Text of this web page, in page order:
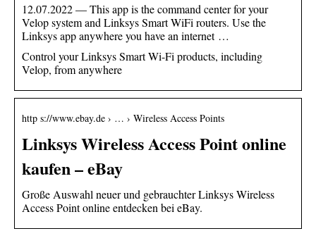
12.07.2022 — This app is the command center for your
Velop system and Linksys Smart WiFi routers. Use the
Linksys app anywhere you have an internet …
Control your Linksys Smart Wi-Fi products, including
Velop, from anywhere
http s://www.ebay.de › … › Wireless Access Points
Linksys Wireless Access Point online
kaufen – eBay
Große Auswahl neuer und gebrauchter Linksys Wireless
Access Point online entdecken bei eBay.